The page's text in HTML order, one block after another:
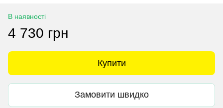
В наявності
4 730 грн
Купити
Замовити швидко